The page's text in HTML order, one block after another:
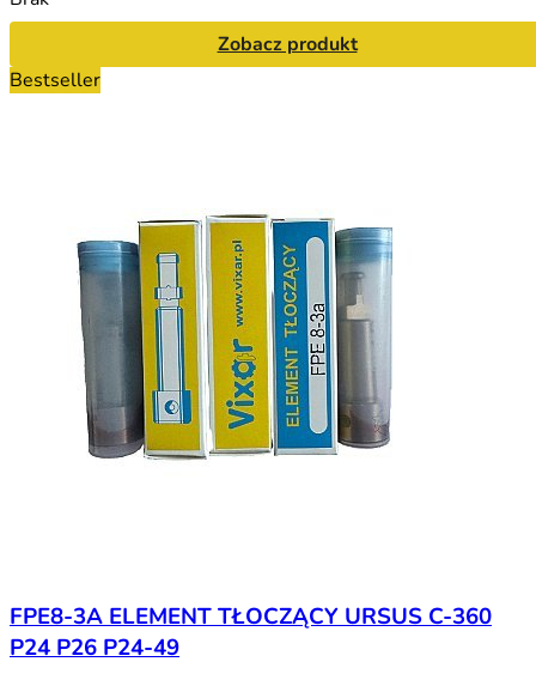
Zobacz produkt
Bestseller
FPE8-3A ELEMENT TŁOCZĄCY URSUS C-360
P24 P26 P24-49